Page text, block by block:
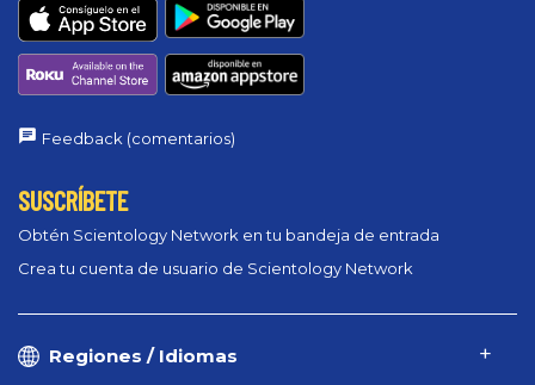
Feedback (comentarios)
SUSCRÍBETE
Obtén Scientology Network en tu bandeja de entrada
Crea tu cuenta de usuario de Scientology Network
Regiones / Idiomas